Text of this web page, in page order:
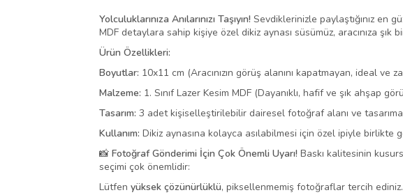
Yolculuklarınıza Anılarınızı Taşıyın! Sevdiklerinizle paylaştığınız en
MDF detaylara sahip kişiye özel dikiz aynası süsümüz, aracınıza
Ürün Özellikleri:
Boyutlar: 10x11 cm (Aracınızın görüş alanını kapatmayan, ideal ve
Malzeme: 1. Sınıf Lazer Kesim MDF (Dayanıklı, hafif ve şık ahşap
Tasarım: 3 adet kişiselleştirilebilir dairesel fotoğraf alanı ve
Kullanım: Dikiz aynasına kolayca asılabilmesi için özel ipiyle birlikte
📸 Fotoğraf Gönderimi İçin Çok Önemli Uyarı! Baskı kalitesinin
seçimi çok önemlidir:
Lütfen yüksek çözünürlüklü, piksellenmemiş fotoğraflar tercih ediniz.